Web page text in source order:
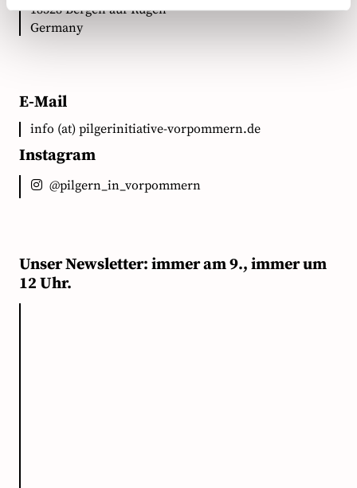
18528 Bergen auf Rügen
Germany
E-Mail
info (at) pilgerinitiative-vorpommern.de
Instagram
@pilgern_in_vorpommern
Unser Newsletter: immer am 9., immer um
12 Uhr.